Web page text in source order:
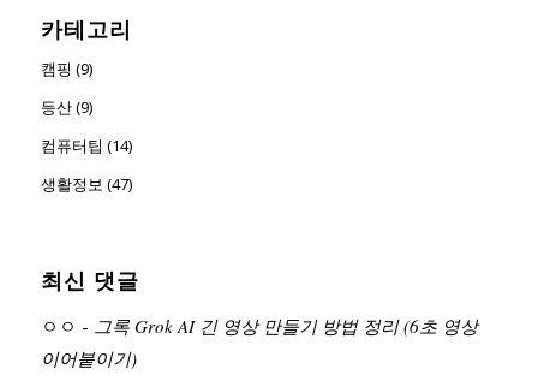
카테고리
캠핑 (9)
등산 (9)
컴퓨터팁 (14)
생활정보 (47)
최신 댓글
ㅇㅇ - 그록 Grok AI 긴 영상 만들기 방법 정리 (6초 영상
이어붙이기)